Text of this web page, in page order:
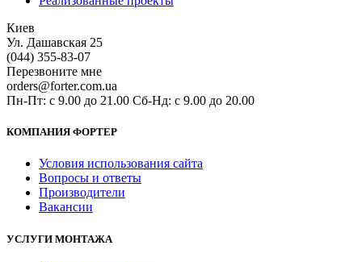
Киев
Ул. Дашавская 25
(044) 355-83-07
Перезвоните мне
orders@forter.com.ua
Пн-Пт: с 9.00 до 21.00 Сб-Нд: с 9.00 до 20.00
КОМПАНИЯ ФОРТЕР
Условия использования сайта
Вопросы и ответы
Производители
Вакансии
УСЛУГИ МОНТАЖА